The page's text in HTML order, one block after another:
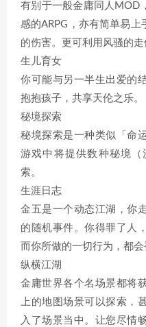
有别于一般金庸同人MOD
感的ARPG，亦有简单易
的伤害。更可利用风骚的
生儿育女
你可能与另一半生出爱的
抱抱孩子，共享天伦之乐。
秘境探索
秘境探索是一种类似「命
游戏中将提供数种秘境
索。
生涯日志
金五是一个动态江湖，你
的随机事件。你得罪了人
而你所做的一切行为，都
纵横江湖
金庸世界各个名场景都将
上的地图场景可以探索，
入了场景当中。让您尽情